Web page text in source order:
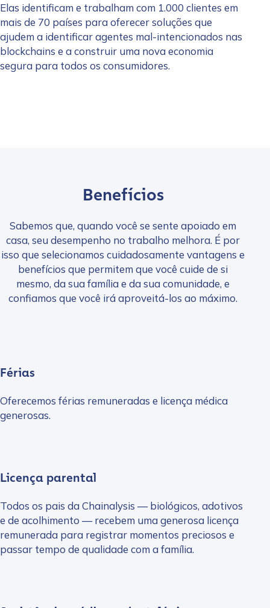
Elas identificam e trabalham com 1.000 clientes em
mais de 70 países para oferecer soluções que
ajudem a identificar agentes mal-intencionados nas
blockchains e a construir uma nova economia
segura para todos os consumidores.
Benefícios
Sabemos que, quando você se sente apoiado em
casa, seu desempenho no trabalho melhora. É por
isso que selecionamos cuidadosamente vantagens e
benefícios que permitem que você cuide de si
mesmo, da sua família e da sua comunidade, e
confiamos que você irá aproveitá-los ao máximo.
Férias
Oferecemos férias remuneradas e licença médica
generosas.
Licença parental
Todos os pais da Chainalysis — biológicos, adotivos
e de acolhimento — recebem uma generosa licença
remunerada para registrar momentos preciosos e
passar tempo de qualidade com a família.